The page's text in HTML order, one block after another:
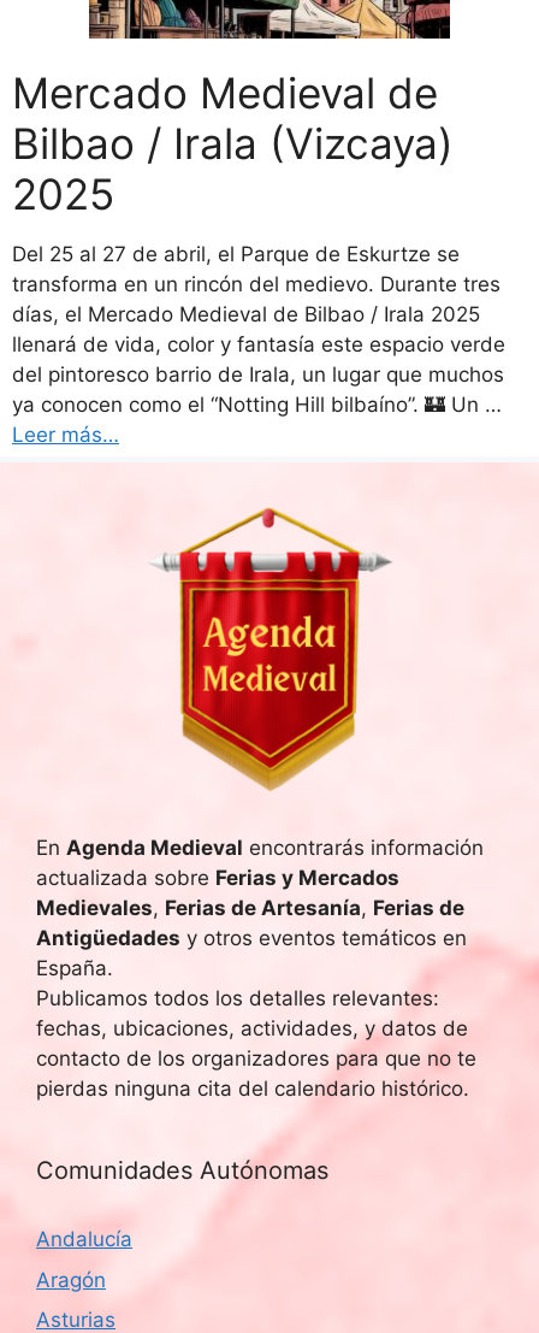
Mercado Medieval de
Bilbao / Irala (Vizcaya)
2025
Del 25 al 27 de abril, el Parque de Eskurtze se
transforma en un rincón del medievo. Durante tres
días, el Mercado Medieval de Bilbao / Irala 2025
llenará de vida, color y fantasía este espacio verde
del pintoresco barrio de Irala, un lugar que muchos
ya conocen como el “Notting Hill bilbaíno”. 🏰 Un …
Leer más…
En Agenda Medieval encontrarás información
actualizada sobre Ferias y Mercados
Medievales, Ferias de Artesanía, Ferias de
Antigüedades y otros eventos temáticos en
España.
Publicamos todos los detalles relevantes:
fechas, ubicaciones, actividades, y datos de
contacto de los organizadores para que no te
pierdas ninguna cita del calendario histórico.
Comunidades Autónomas
Andalucía
Aragón
Asturias